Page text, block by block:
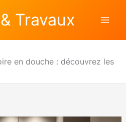
Travaux
en douche : découvrez les